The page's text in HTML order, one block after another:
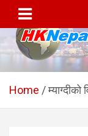
content
सञ्चालित
hknepal,
Home